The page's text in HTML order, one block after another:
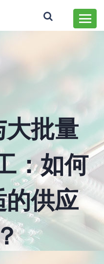
大批量
：如何
的供应